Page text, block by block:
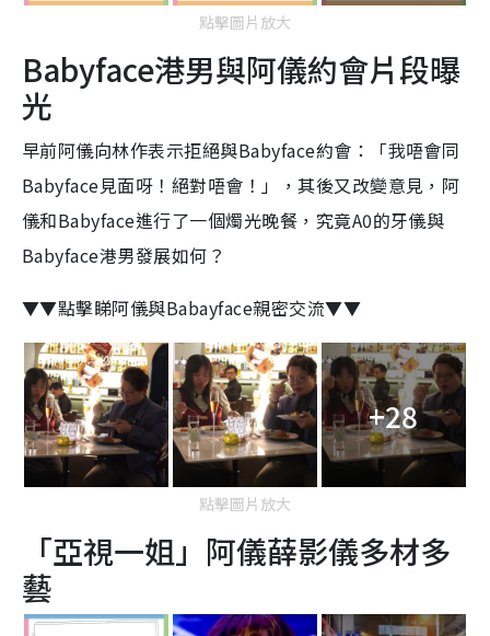
點擊圖片放大
Babyface港男與阿儀約會片段曝
光
早前阿儀向林作表示拒絕與Babyface約會：「我唔會同
Babyface見面呀！絕對唔會！」，其後又改變意見，阿
儀和Babyface進行了一個燭光晚餐，究竟A0的牙儀與
Babyface港男發展如何？
▼▼點擊睇阿儀與Babayface親密交流▼▼
+28
點擊圖片放大
「亞視一姐」阿儀薛影儀多材多
藝